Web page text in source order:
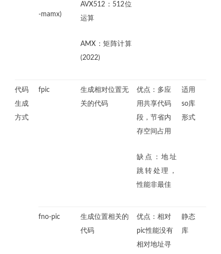
-mamx)
AVX512：512位
运算
AMX：矩阵计算
(2022)
代码
生成
方式
fpic
生成相对位置无
关的代码
优点：多应
用共享代码
段，节省内
存空间占用
缺点：地址
跳转处理，
性能非最佳
适用
so库
形式
fno-pic
生成位置相关的
代码
优点：相对
pic性能没有
相对地址寻
静态
库